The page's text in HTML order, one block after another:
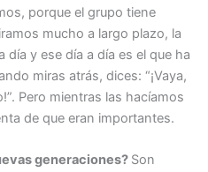
porque el grupo tiene
mucho a largo plazo, la
y ese día a día es el que ha
miras atrás, dices: “¡Vaya,
Pero mientras las hacíamos
de que eran importantes.
generaciones? Son